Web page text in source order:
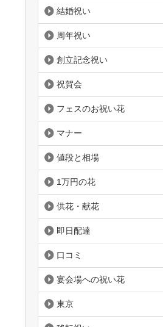
結婚祝い
周年祝い
創立記念祝い
祝賀会
フェスのお祝い花
マナー
値段と相場
1万円の花
供花・献花
即日配達
口コミ
宴会場への祝い花
東京